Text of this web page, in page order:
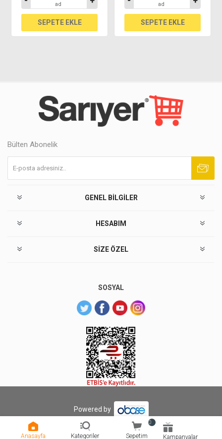
ad ad
Bülten Abonelik
GENEL BILGILER
HESABIM
SIZE ÖZEL
SOSYAL
Anasayfa Kategoriler Sepetim
0
Kampanyalar
Powered by
Copyright © 2026 Sarıyer Market. Tüm hakları saklıdır.